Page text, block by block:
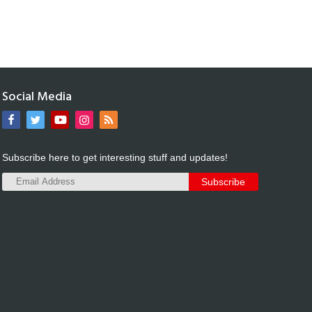
Social Media
Subscribe here to get interesting stuff and updates!